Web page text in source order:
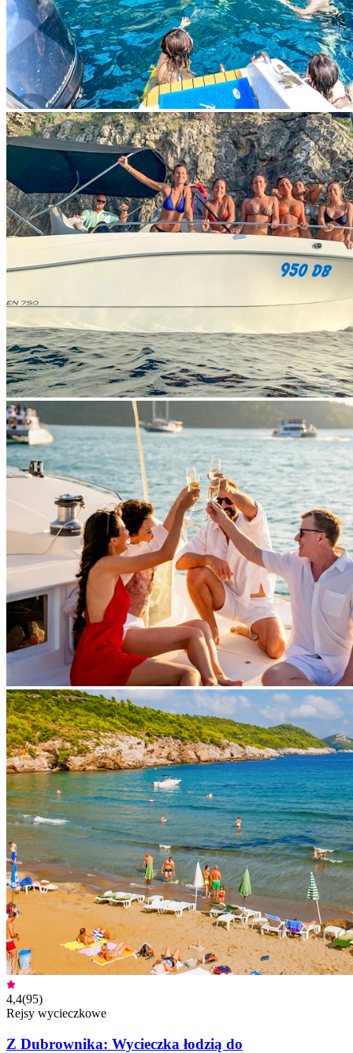
4,4(95)
Rejsy wycieczkowe
Z Dubrownika: Wycieczka łodzią do